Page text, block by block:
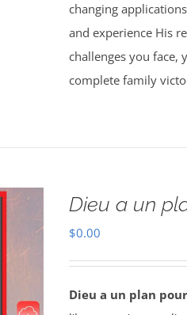
changing
and experience His
challenges you face,
complete family
Dieu a un
$0.00
Dieu a un plan